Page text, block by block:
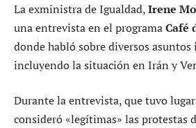
La exministra de Igualdad,Irene
una entrevista en el programaCafé
donde habló sobre diversos
incluyendo la situación en Irán y
Durante la entrevista, que tuvo
consideró «legítimas» las protestas